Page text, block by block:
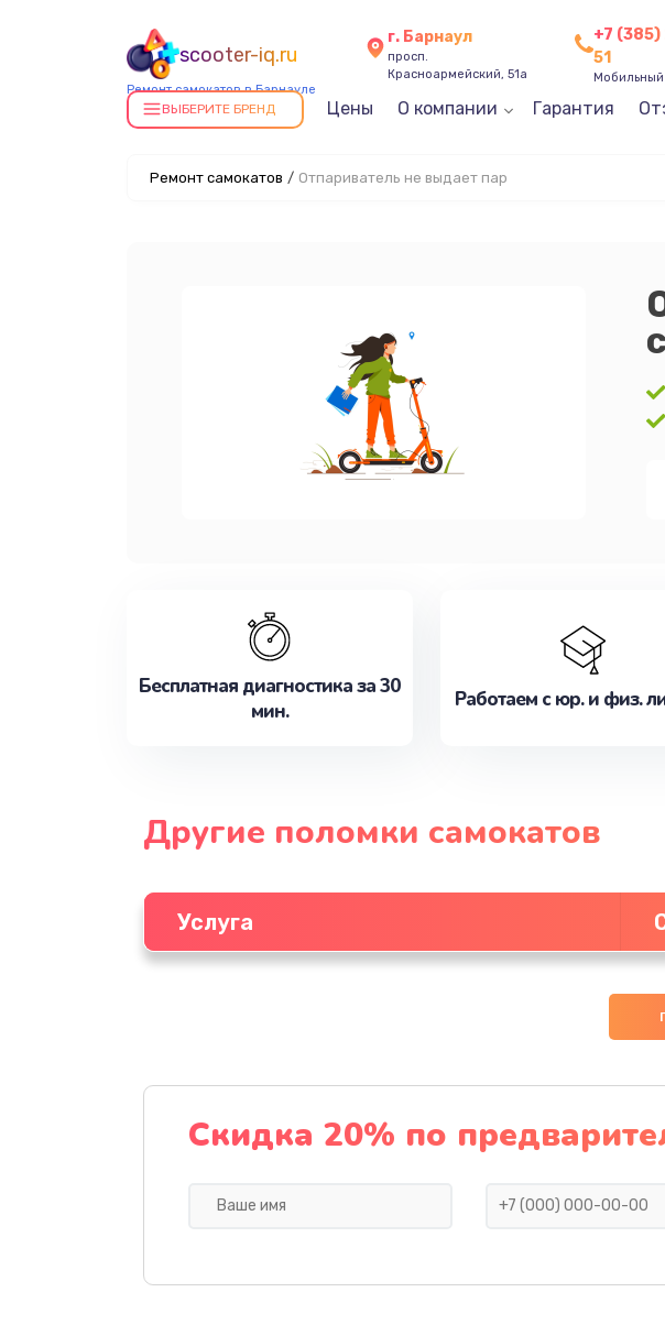
scooter-iq.ru
Ремонт самокатов в Барнауле
г. Барнаул
просп.
Красноармейский, 51а
+7
51
ВЫБЕРИТЕ БРЕНД Цены О компании Гарантия
Ремонт самокатов / Отпариватель не выдает пар
Бесплатная диагностика за 30
мин.
Работаем с юр. и физ.
Другие поломки самокатов
Услуга
Скидка 20% по